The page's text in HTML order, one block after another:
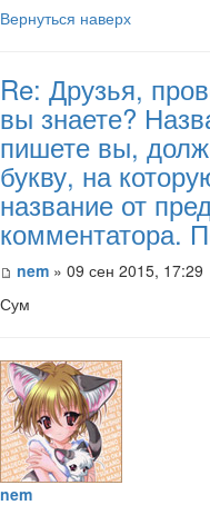
Вернуться наверх
Re: Друзья,
вы знаете?
пишете вы,
букву, на
название от
комментатора.
nem » 09 сен 2015, 17:29
Сум
nem